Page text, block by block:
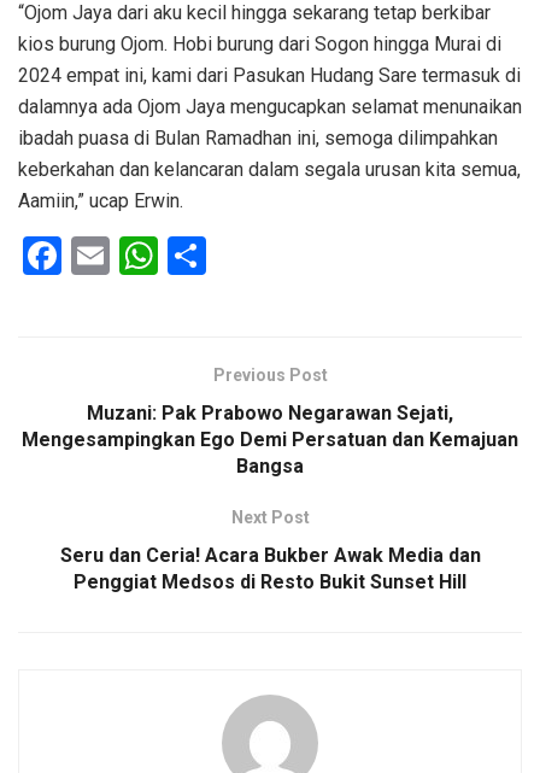
“Ojom Jaya dari aku kecil hingga sekarang tetap berkibar
kios burung Ojom. Hobi burung dari Sogon hingga Murai di
2024 empat ini, kami dari Pasukan Hudang Sare termasuk di
dalamnya ada Ojom Jaya mengucapkan selamat menunaikan
ibadah puasa di Bulan Ramadhan ini, semoga dilimpahkan
keberkahan dan kelancaran dalam segala urusan kita semua,
Aamiin,” ucap Erwin.
F
o
E
W
A
p
ePrevious Post
Muzani: Pak Prabowo Negarawan Sejati,
Mengesampingkan Ego Demi Persatuan dan Kemajuan
Bangsa
Next Post
Seru dan Ceria! Acara Bukber Awak Media dan
Penggiat Medsos di Resto Bukit Sunset Hill